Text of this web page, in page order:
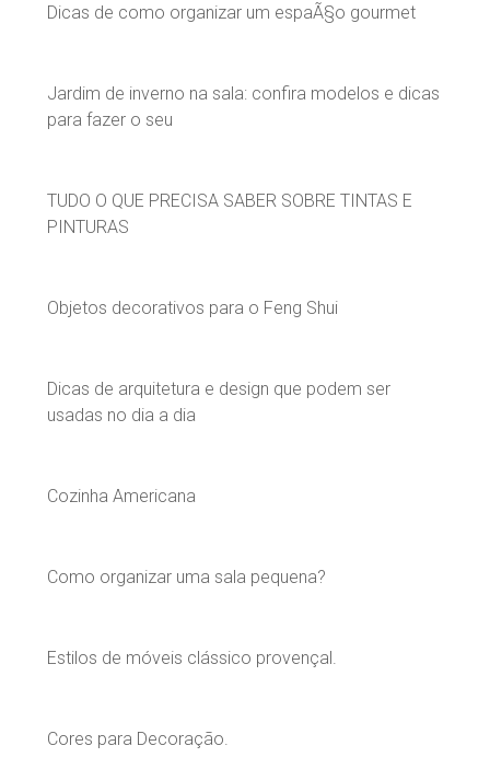
Dicas de como organizar um espaÃ§o gourmet
Jardim de inverno na sala: confira modelos e dicas
para fazer o seu
TUDO O QUE PRECISA SABER SOBRE TINTAS E
PINTURAS
Objetos decorativos para o Feng Shui
Dicas de arquitetura e design que podem ser
usadas no dia a dia
Cozinha Americana
Como organizar uma sala pequena?
Estilos de móveis clássico provençal.
Cores para Decoração.